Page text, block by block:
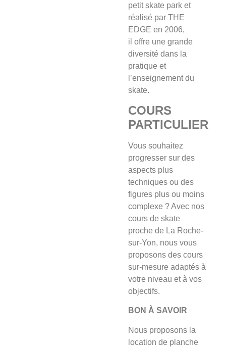
petit skate park et
réalisé par THE
EDGE en 2006,
il offre une grande
diversité dans la
pratique et
l’enseignement du
skate.
COURS
PARTICULIER
Vous souhaitez
progresser sur des
aspects plus
techniques ou des
figures plus ou moins
complexe ? Avec nos
cours de skate
proche de La Roche-
sur-Yon, nous vous
proposons des cours
sur-mesure adaptés à
votre niveau et à vos
objectifs.
BON À SAVOIR
Nous proposons la
location de planche